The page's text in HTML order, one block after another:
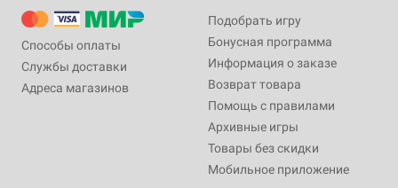
Способы оплаты
Службы доставки
Адреса магазинов
Подобрать игру
Бонусная программа
Информация о заказе
Возврат товара
Помощь с правилами
Архивные игры
Товары без скидки
Мобильное приложение